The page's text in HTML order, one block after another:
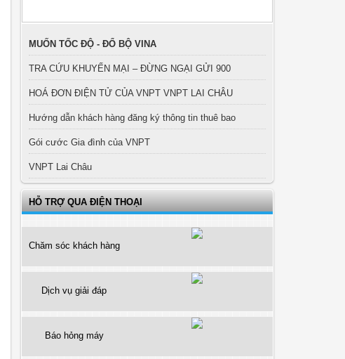
MUỐN TỐC ĐỘ - ĐỔ BỘ VINA
TRA CỨU KHUYẾN MẠI – ĐỪNG NGẠI GỬI 900
HOÁ ĐƠN ĐIỆN TỬ CỦA VNPT VNPT LAI CHÂU
Hướng dẫn khách hàng đăng ký thông tin thuê bao
Gói cước Gia đình của VNPT
VNPT Lai Châu
HỖ TRỢ QUA ĐIỆN THOẠI
Chăm sóc khách hàng
Dịch vụ giải đáp
Báo hỏng máy